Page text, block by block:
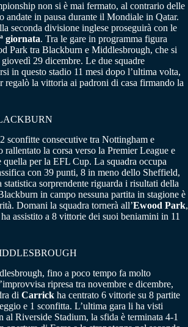
non si è mai fermato, al contrario delle
andate in pausa durante il Mondiale in Qatar.
seconda divisione inglese proseguirà con le
giornata. Tra le gare in programma figura
Park tra Blackburn e Middlesbrough, che si
29 dicembre. Le due squadre
in questo stadio 11 mesi dopo l’ultima volta,
regalò la vittoria ai padroni di casa firmando la
sconfitte consecutive tra Nottingham e
rallentato la corsa verso la Premier League e
per la EFL Cup. La squadra occupa
con 39 punti, 8 in meno dello Sheffield,
statistica sorprendente riguarda i risultati della
in campo nessuna partita in stagione è
Domani la squadra tornerà all’Ewood Park,
assistito a 8 vittorie dei suoi beniamini in 11
fino a poco tempo fa molto
ripresa tra novembre e dicembre,
di Carrick ha centrato 6 vittorie su 8 partite
e 1 sconfitta. L’ultima gara li ha visti
al Riverside Stadium, la sfida è terminata 4-1